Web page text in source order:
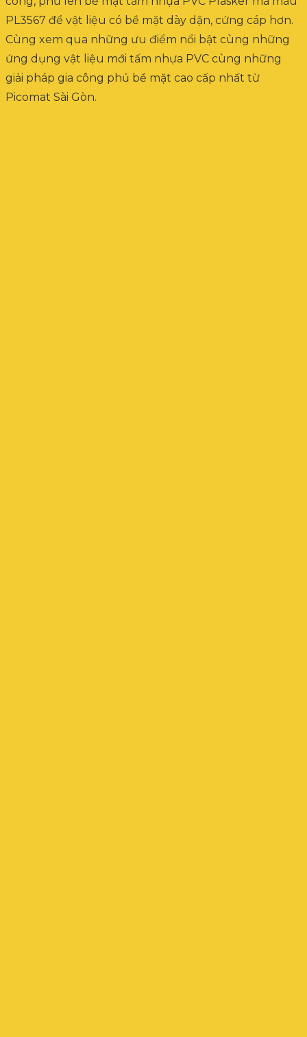
PL3567 để vật liệu có bề mặt dày dặn, cứng cáp hơn.
Cùng xem qua những ưu điểm nổi bật cùng những
ứng dụng vật liệu mới tấm nhựa PVC cùng những
giải pháp gia công phủ bề mặt cao cấp nhất từ
Picomat Sài Gòn.